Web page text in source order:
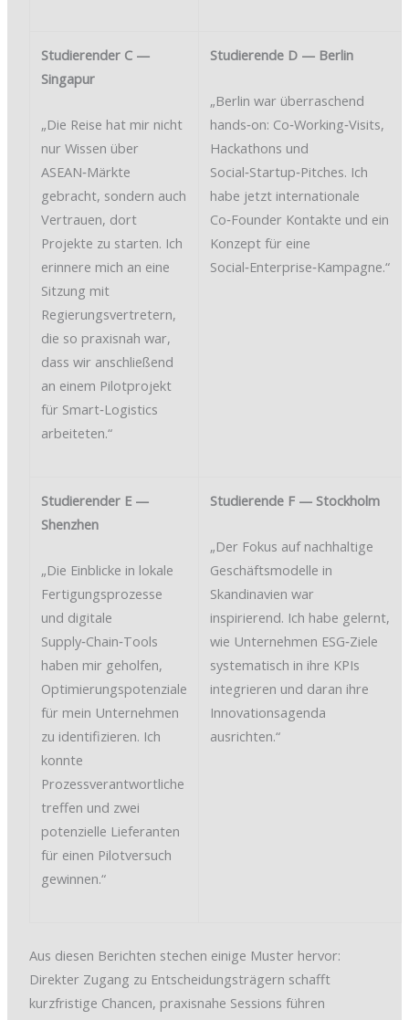
Studierender C —
Singapur
„Die Reise hat mir nicht
nur Wissen über
ASEAN‑Märkte
gebracht, sondern auch
Vertrauen, dort
Projekte zu starten. Ich
erinnere mich an eine
Sitzung mit
Regierungsvertretern,
die so praxisnah war,
dass wir anschließend
an einem Pilotprojekt
für Smart‑Logistics
arbeiteten.“
Studierende D — Berlin
„Berlin war überraschend
hands‑on: Co‑Working‑Visits,
Hackathons und
Social‑Startup‑Pitches. Ich
habe jetzt internationale
Co‑Founder Kontakte und ein
Konzept für eine
Social‑Enterprise‑Kampagne.“
Studierender E —
Shenzhen
„Die Einblicke in lokale
Fertigungsprozesse
und digitale
Supply‑Chain‑Tools
haben mir geholfen,
Optimierungspotenziale
für mein Unternehmen
zu identifizieren. Ich
konnte
Prozessverantwortliche
treffen und zwei
potenzielle Lieferanten
für einen Pilotversuch
gewinnen.“
Studierende F — Stockholm
„Der Fokus auf nachhaltige
Geschäftsmodelle in
Skandinavien war
inspirierend. Ich habe gelernt,
wie Unternehmen ESG‑Ziele
systematisch in ihre KPIs
integrieren und daran ihre
Innovationsagenda
ausrichten.“
Aus diesen Berichten stechen einige Muster hervor:
Direkter Zugang zu Entscheidungsträgern schafft
kurzfristige Chancen, praxisnahe Sessions führen